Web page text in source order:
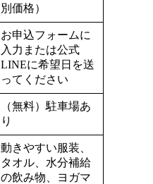
別価格）
お申込フォームに
入力または公式
LINEに希望日を送
ってください
（無料）駐車場あ
り
動きやすい服装、
タオル、水分補給
の飲み物、ヨガマ